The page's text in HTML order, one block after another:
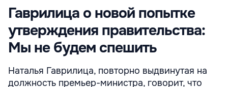
Гаврилица о новой попытке
утверждения правительства:
Мы не будем спешить
Наталья Гаврилица, повторно выдвинутая на
должность премьер-министра, говорит, что